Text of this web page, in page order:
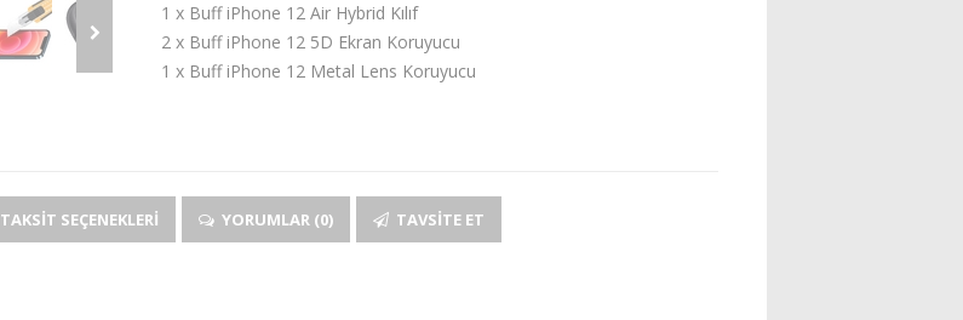
1 x Buff iPhone 12 Air Hybrid Kılıf
2 x Buff iPhone 12 5D Ekran Koruyucu
1 x Buff iPhone 12 Metal Lens Koruyucu
TAKSIT SEÇENEKLERI YORUMLAR (0) TAVSITE ET